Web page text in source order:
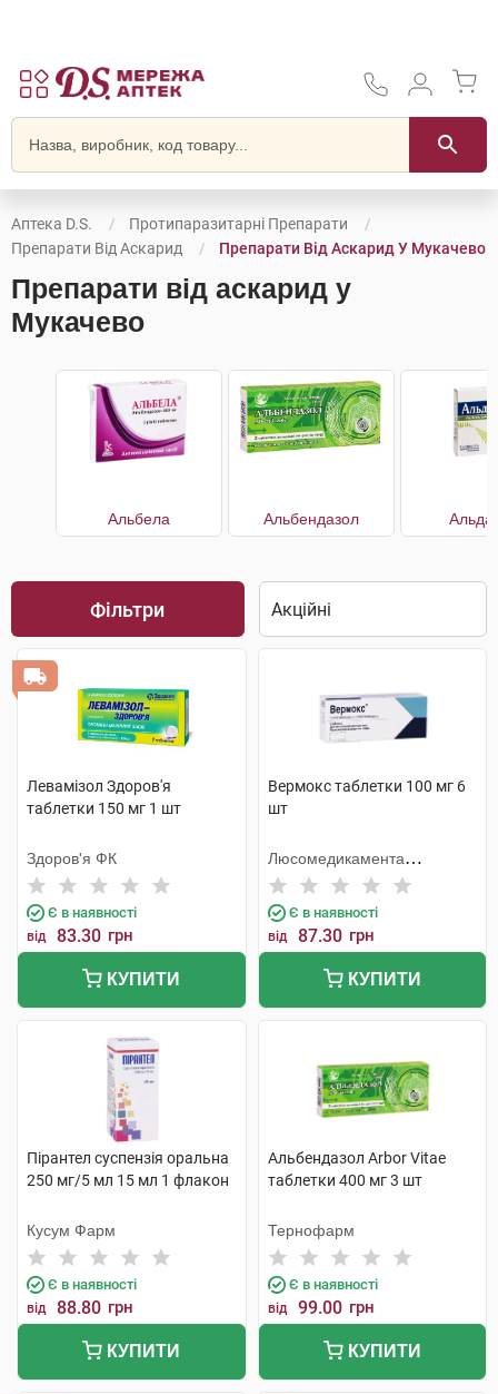
Аптека D.S.
Протипаразитарні Препарати
Препарати Від Аскарид
Препарати Від Аскарид У Мукачево
Препарати від аскарид у
Мукачево
Альбела Альбендазол
Фільтри
Левамізол Здоров'я
таблетки 150 мг 1 шт
Здоров'я ФК
Є в наявності
від 83.30 грн
КУПИТИ
Вермокс таблетки 100 мг 6
шт
Люсомедикамента
Сосьєдаде Текніка
Фармацеутика
Є в наявності
від 87.30 грн
КУПИТИ
Пірантел суспензія оральна
250 мг/5 мл 15 мл 1 флакон
Кусум Фарм
Є в наявності
від 88.80 грн
КУПИТИ
Альбендазол Arbor Vitae
таблетки 400 мг 3 шт
Тернофарм
Є в наявності
від 99.00 грн
КУПИТИ